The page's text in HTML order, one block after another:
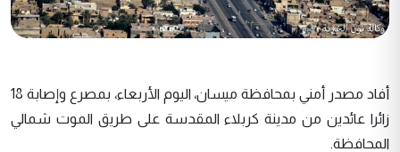
أفاد مصدر أمني بمحافظة ميسان، اليوم الأربعاء، بمصرع وإصابة 18
زائرا عائدين من مدينة كربلاء المقدسة على طريق الموت شمالي
المحافظة.